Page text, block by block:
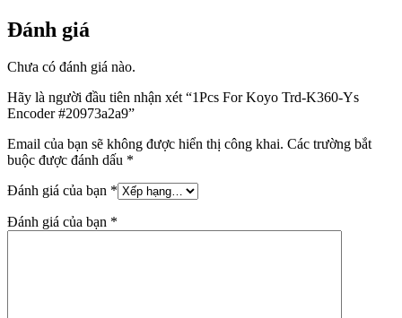
Đánh giá
Chưa có đánh giá nào.
Hãy là người đầu tiên nhận xét “1Pcs For Koyo Trd-K360-Ys
Encoder #20973a2a9”
Email của bạn sẽ không được hiển thị công khai. Các trường bắt
buộc được đánh dấu *
Đánh giá của bạn *
Đánh giá của bạn *